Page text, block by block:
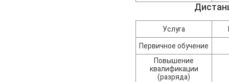
Услуга
Первичное обучение
Повышение
квалификации
(разряда)